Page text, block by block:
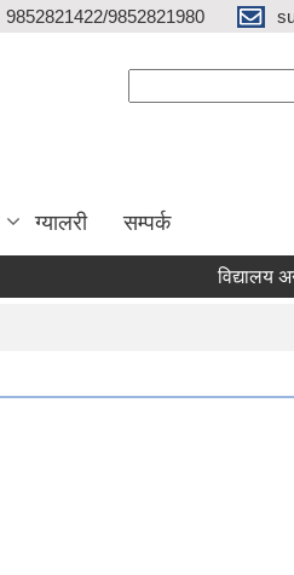
9852821422/9852821980
ग्यालरी सम्पर्क
विद्यालय